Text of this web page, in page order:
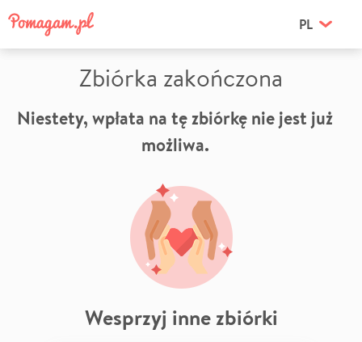
PL
Zbiórka zakończona
Niestety, wpłata na tę zbiórkę nie jest już
możliwa.
Wesprzyj inne zbiórki